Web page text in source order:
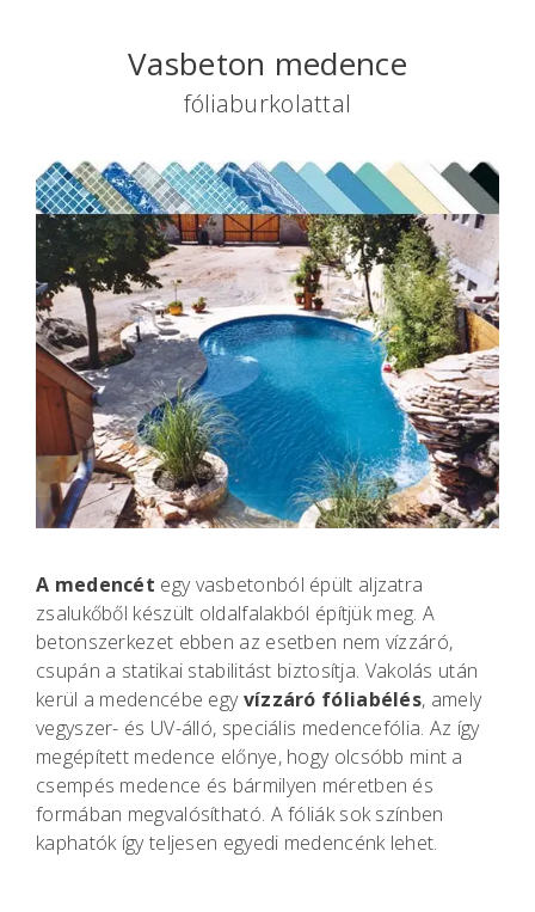
Vasbeton medence
fóliaburkolattal
A medencét egy vasbetonból épült aljzatra
zsalukőből készült oldalfalakból építjük meg. A
betonszerkezet ebben az esetben nem vízzáró,
csupán a statikai stabilitást biztosítja. Vakolás után
kerül a medencébe egyvízzáró fóliabélés, amely
vegyszer- és UV-álló, speciális medencefólia. Az így
megépített medence előnye, hogy olcsóbb mint a
csempés medence és bármilyen méretben és
formában megvalósítható. A fóliák sok színben
kaphatók így teljesen egyedi medencénk lehet.